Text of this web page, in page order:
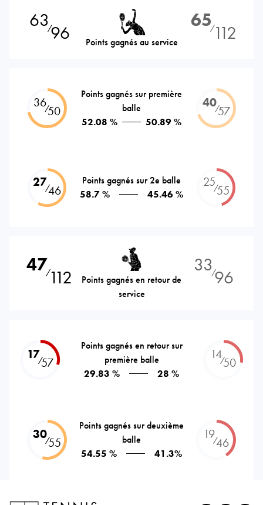
63⁄96 Points gagnés au service
65⁄112
36⁄50
Points gagnés sur première
balle
52.08 %
50.89 %
40⁄57
27⁄46
Points gagnés sur 2e balle
58.7 %
45.46 %
25⁄55
47⁄112
Points gagnés en retour de
service
33⁄96
17⁄57
Points gagnés en retour sur
première balle
29.83 %
28 %
14⁄50
30⁄55
Points gagnés sur deuxième
balle
54.55 %
41.3%
19⁄46